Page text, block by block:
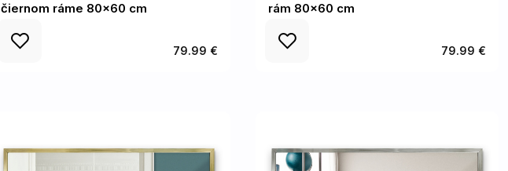
čiernom ráme 80x60 cm
79.99 €
rám 80x60 cm
79.99 €